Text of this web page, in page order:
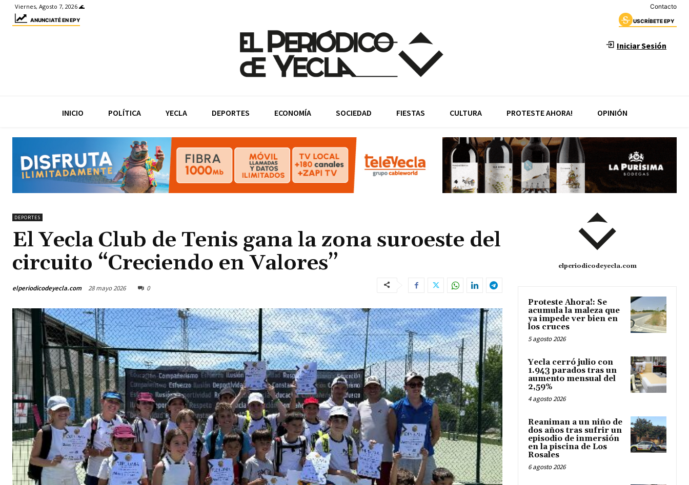
Viernes, Agosto 7, 2026 🌊 Contacto
ANUNCIATÉ EN EPY USCRÍBETE EPY
Iniciar Sesión
INICIO POLÍTICA YECLA DEPORTES ECONOMÍA SOCIEDAD FIESTAS CULTURA PROTESTE AHORA! OPINIÓN
DEPORTES
El Yecla Club de Tenis gana la zona suroeste del
circuito “Creciendo en Valores”
elperiodicodeyecla.com 28 mayo 2026 0
elperiodicodeyecla.com
Proteste Ahora!: Se
acumula la maleza que
ya impede ver bien en
los cruces
5 agosto 2026
Yecla cerró julio con
1.943 parados tras un
aumento mensual del
2,59%
4 agosto 2026
Reaniman a un niño de
dos años tras sufrir un
episodio de inmersión
en la piscina de Los
Rosales
6 agosto 2026